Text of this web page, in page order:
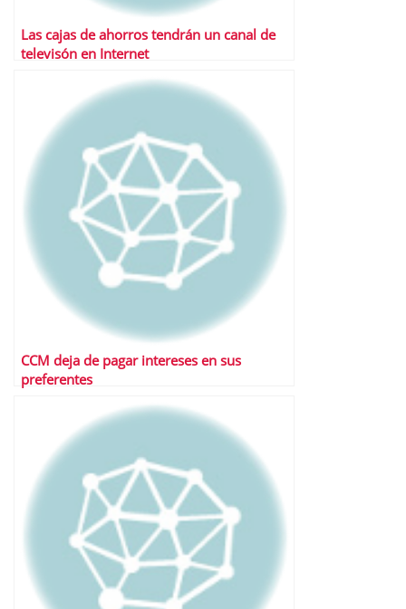
Las cajas de ahorros tendrán un canal de
televisón en Internet
CCM deja de pagar intereses en sus
preferentes